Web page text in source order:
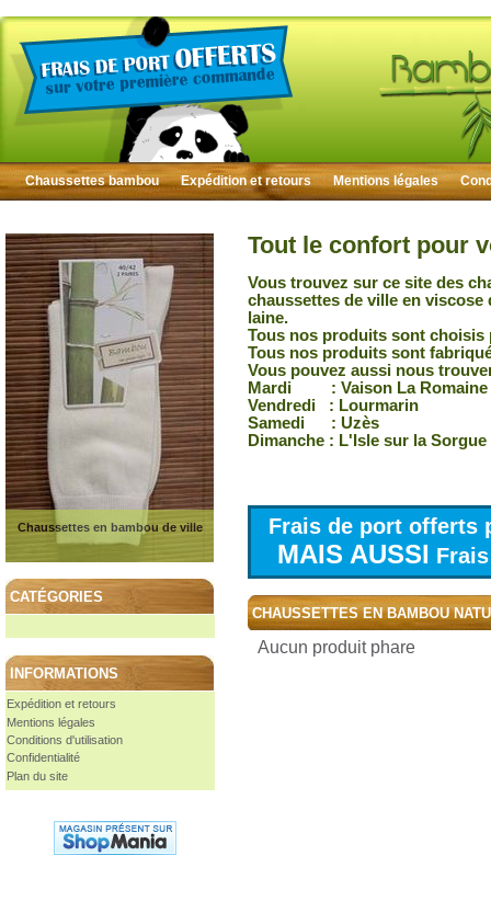
Chaussettes bambou Expédition et retours Mentions légales
Chaussettes en bambou de ville
CATÉGORIES
INFORMATIONS
Expédition et retours
Mentions légales
Conditions d'utilisation
Confidentialité
Plan du site
Tout le confort pour
Vous trouvez sur ce site des
chaussettes de ville en
laine.
Tous nos produits sont choisis
Tous nos produits sont
Vous pouvez aussi nous
Mardi : Vaison La Romaine
Vendredi : Lourmarin
Samedi : Uzès
Dimanche : L'Isle sur la Sorgue
Frais de port offerts
MAIS AUSSI
CHAUSSETTES EN BAMBOU
Aucun produit phare